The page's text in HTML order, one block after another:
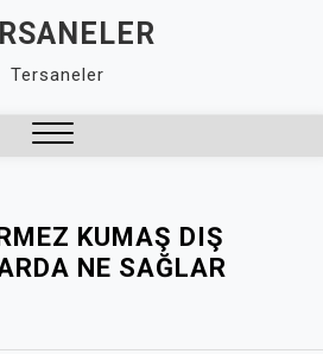
Tersaneler
KUMAŞ DIŞ
NE SAĞLAR